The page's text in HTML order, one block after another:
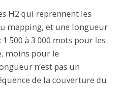
H2 qui reprennent les
mapping, et une longueur
500 à 3 000 mots pour les
moins pour le
n’est pas un
de la couverture du